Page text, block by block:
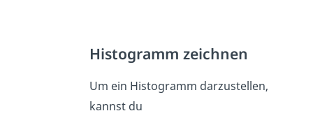
Histogramm zeichnen
Um ein Histogramm darzustellen,
kannst du